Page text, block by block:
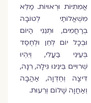
אֲמִתִּיּוֹת וּרְאוּיוֹת. מַלֵּא
מִשְׁאֲלוֹתַי לְטוֹבָה
בְרַחֲמִים, וּתְנֵנִי הַיּוֹם
וּבְכָל יוֹם לְחֵן וּלְחֶסֶד
בְּעֵינֵי בַּעֲלִי, וְיִהְיוּ
שְׁרוּיִים בֵּינֵינוּ גִּילָה, רִנָּה,
דִּיצָה וְחֶדְוָה, אַהֲבָה
וְאַחֲוָה שָׁלוֹם וְרֵעוּת.